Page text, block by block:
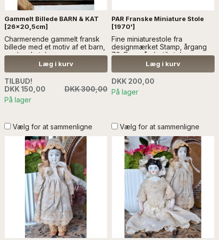
Gammelt Billede BARN & KAT
[26x20,5cm]
Charmerende gammelt fransk
billede med et motiv af et barn,
med en kat...Læs mere..
SÆLGES UDEN ANDEN
DEKORATION. Kan ikke sendes
med andre større varer, pga.
glasset i rammen
Læg i kurv
TILBUD!
DKK 150,00
DKK 300,00
På lager
PAR Franske Miniature Stole
[1970']
Fine miniaturestole fra
designmærket Stamp, årgang
70. De små plastikstole er
dekorative..LÆS MERE
Læg i kurv
DKK 200,00
På lager
Vælg for at sammenligne Vælg for at sammenligne